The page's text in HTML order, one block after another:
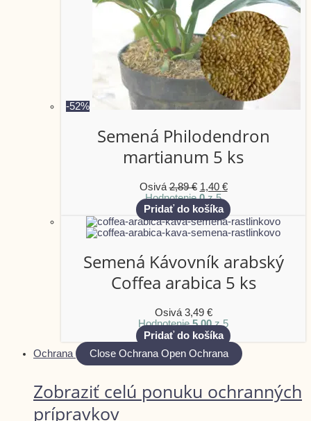
-52%
Semená Philodendron
martianum 5 ks
Osivá2,89€ 1,40 €
Hodnotenie0z 5
Pridať do košíka
Semená Kávovník arabský
Coffea arabica 5 ks
Osivá3,49 €
Hodnotenie5.00z 5
Pridať do košíka
Ochrana
Close Ochrana Open Ochrana
Zobraziť celú ponuku ochranných
prípravkov